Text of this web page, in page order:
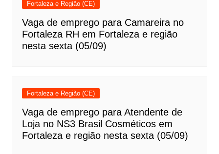
Fortaleza e Região (CE)
Vaga de emprego para Camareira no
Fortaleza RH em Fortaleza e região
nesta sexta (05/09)
Fortaleza e Região (CE)
Vaga de emprego para Atendente de
Loja no NS3 Brasil Cosméticos em
Fortaleza e região nesta sexta (05/09)